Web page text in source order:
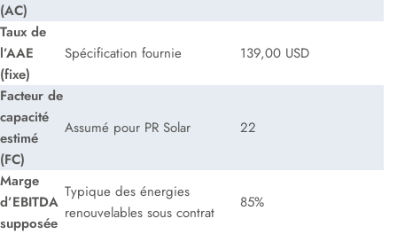
(AC)
Taux de
l’AAE
(fixe)
Spécification fournie 139,00 USD
Facteur de
capacité
estimé
(FC)
Assumé pour PR Solar 22
Marge
d’EBITDA
supposée
Typique des énergies
renouvelables sous contrat
85%